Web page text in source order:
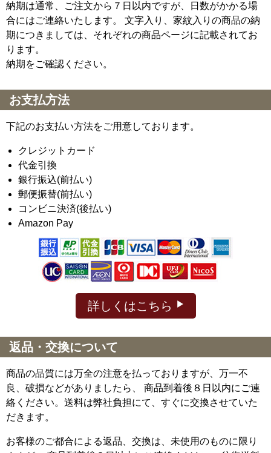
納期は通常、ご注文から７日以内ですが、日数がかかる場
合にはご連絡いたします。 文字入り、家紋入りの商品の納
期につきましては、それぞれの商品ページに記載されてお
ります。
納期をご確認ください。
お支払方法
下記のお支払い方法をご用意しております。
クレジットカード
代金引換
銀行振込(前払い)
郵便振替(前払い)
コンビニ決済(後払い)
Amazon Pay
詳しくはこちら
返品・交換について
商品の品質には万全の注意を払っておりますが、万一不
良、破損などがありましたら、 商品到着後８日以内にご連
絡ください。送料は弊社負担にて、すぐに交換させていた
だきます。
お客様のご都合による返品、交換は、未使用のものに限り